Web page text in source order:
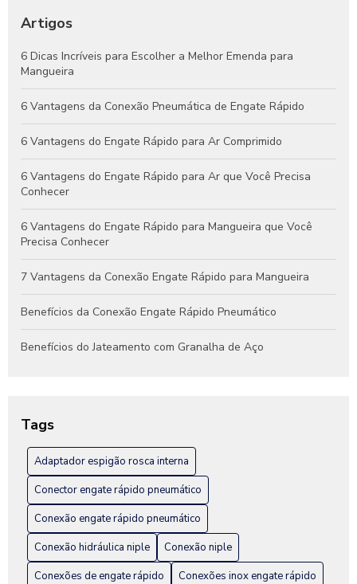
Eficientes e Confiáveis
Engates Pneumáticos: Vantagens, Aplicações e Dicas para
Escolher o Melhor Modelo
Guia Completo de Engates Pneumáticos: Benefícios, Usos e
Dicas de Manutenção
Artigos
6 Dicas Incríveis para Escolher a Melhor Emenda para
Mangueira
6 Vantagens da Conexão Pneumática de Engate Rápido
6 Vantagens do Engate Rápido para Ar Comprimido
6 Vantagens do Engate Rápido para Ar que Você Precisa
Conhecer
6 Vantagens do Engate Rápido para Mangueira que Você
Precisa Conhecer
7 Vantagens da Conexão Engate Rápido para Mangueira
Benefícios da Conexão Engate Rápido Pneumático
Benefícios do Jateamento com Granalha de Aço
Como Escolher a Conexão Hidráulica Niple Ideal para Seu
Projeto
Como Escolher a Melhor Conexão Engate Rápido em Inox
para Seu Projeto
Como escolher a melhor fábrica de engate rápido hidráulico
Como Escolher Conexão Engate Rápido em Inox para Sua
Instalação
Tags
Adaptador espigão rosca interna
Conector engate rápido pneumático
Conexão engate rápido pneumático
Conexão hidráulica niple
Conexão niple
Conexões de engate rápido
Conexões inox engate rápido